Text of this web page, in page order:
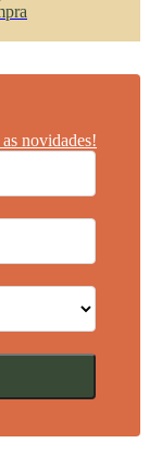
18h
novidades!